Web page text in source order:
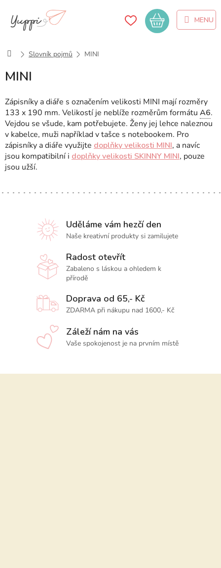
obsah
Nákupní
košík
DomůSlovník pojmů MINI
MINI
Zápisníky a diáře s označením velikosti MINI mají rozměry
133 x 190 mm. Velikostí je neblíže rozměrům formátu A6.
Vejdou se všude, kam potřebujete. Ženy jej lehce naleznou
v kabelce, muži například v tašce s notebookem. Pro
zápisníky a diáře využijte doplňky velikosti MINI, a navíc
jsou kompatibilní i doplňky velikosti SKINNY MINI, pouze
jsou užší.
Uděláme vám hezčí den
Naše kreativní produkty si zamilujete
Radost otevřít
Zabaleno s láskou a ohledem k
přírodě
Doprava od 65,- Kč
ZDARMA při nákupu nad 1600,- Kč
Záleží nám na vás
Vaše spokojenost je na prvním místě